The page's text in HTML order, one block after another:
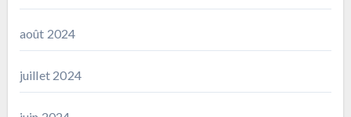
août 2024
juillet 2024